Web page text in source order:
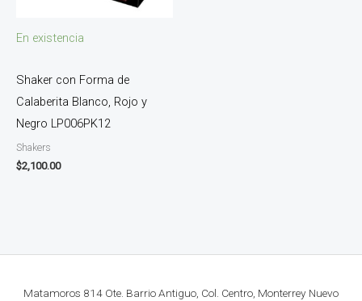
En existencia
Shaker con Forma de
Calaberita Blanco, Rojo y
Negro LP006PK12
Shakers
$2,100.00
Matamoros 814 Ote. Barrio Antiguo, Col. Centro, Monterrey Nuevo